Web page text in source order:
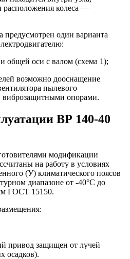
расположения колеса —
предусмотрен один варианта
общей оси с валом (схема 1);
возможно дооснащение
пылевого
виброзащитными опорами.
ВР 140-40
модификации
на работу в условиях
(У) климатического поясов
диапазоне от -40°С до
ГОСТ 15150.
привод защищен от лучей
осадков).